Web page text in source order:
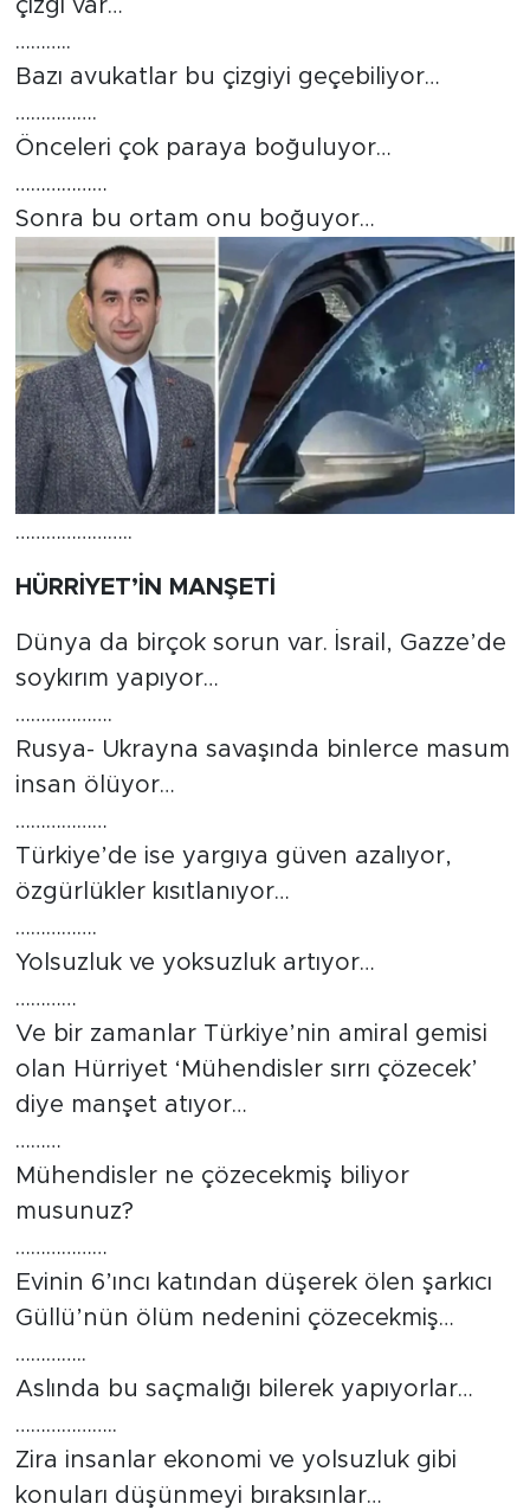
çizgi var…
………..
Bazı avukatlar bu çizgiyi geçebiliyor…
…………….
Önceleri çok paraya boğuluyor…
………………
Sonra bu ortam onu boğuyor…
…………………..
HÜRRİYET’İN MANŞETİ
Dünya da birçok sorun var. İsrail, Gazze’de
soykırım yapıyor…
……………….
Rusya- Ukrayna savaşında binlerce masum
insan ölüyor…
………………
Türkiye’de ise yargıya güven azalıyor,
özgürlükler kısıtlanıyor…
…………….
Yolsuzluk ve yoksuzluk artıyor…
…………
Ve bir zamanlar Türkiye’nin amiral gemisi
olan Hürriyet ‘Mühendisler sırrı çözecek’
diye manşet atıyor…
………
Mühendisler ne çözecekmiş biliyor
musunuz?
………………
Evinin 6’ıncı katından düşerek ölen şarkıcı
Güllü’nün ölüm nedenini çözecekmiş…
…………..
Aslında bu saçmalığı bilerek yapıyorlar…
………………..
Zira insanlar ekonomi ve yolsuzluk gibi
konuları düşünmeyi bıraksınlar…